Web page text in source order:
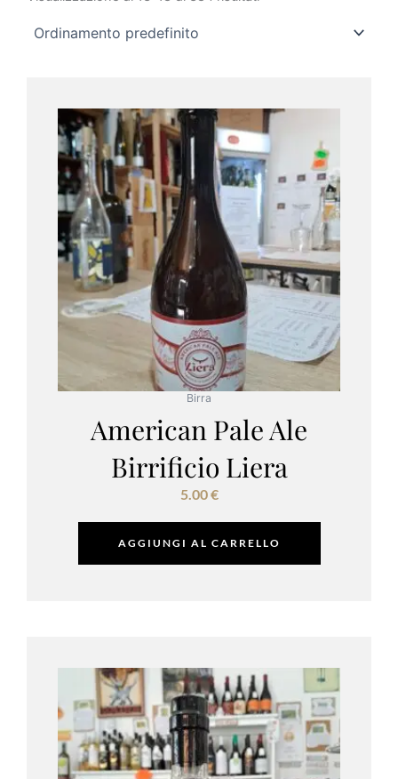
Birra
American Pale Ale
Birrificio Liera
5.00€
AGGIUNGI AL CARRELLO